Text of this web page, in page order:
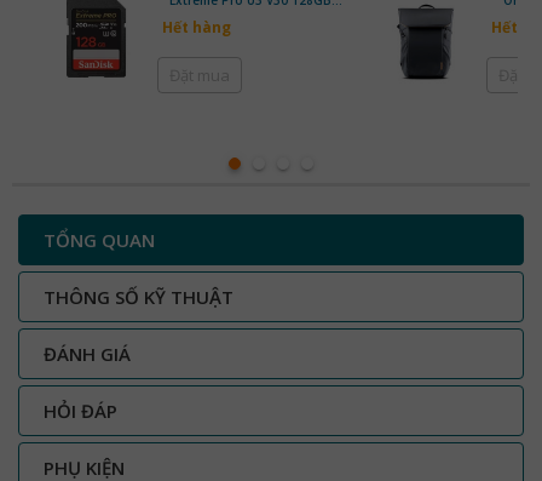
200MB/s | Chính Hãng
Hết hàng Hết
TỔNG QUAN
THÔNG SỐ KỸ THUẬT
ĐÁNH GIÁ
HỎI ĐÁP
PHỤ KIỆN